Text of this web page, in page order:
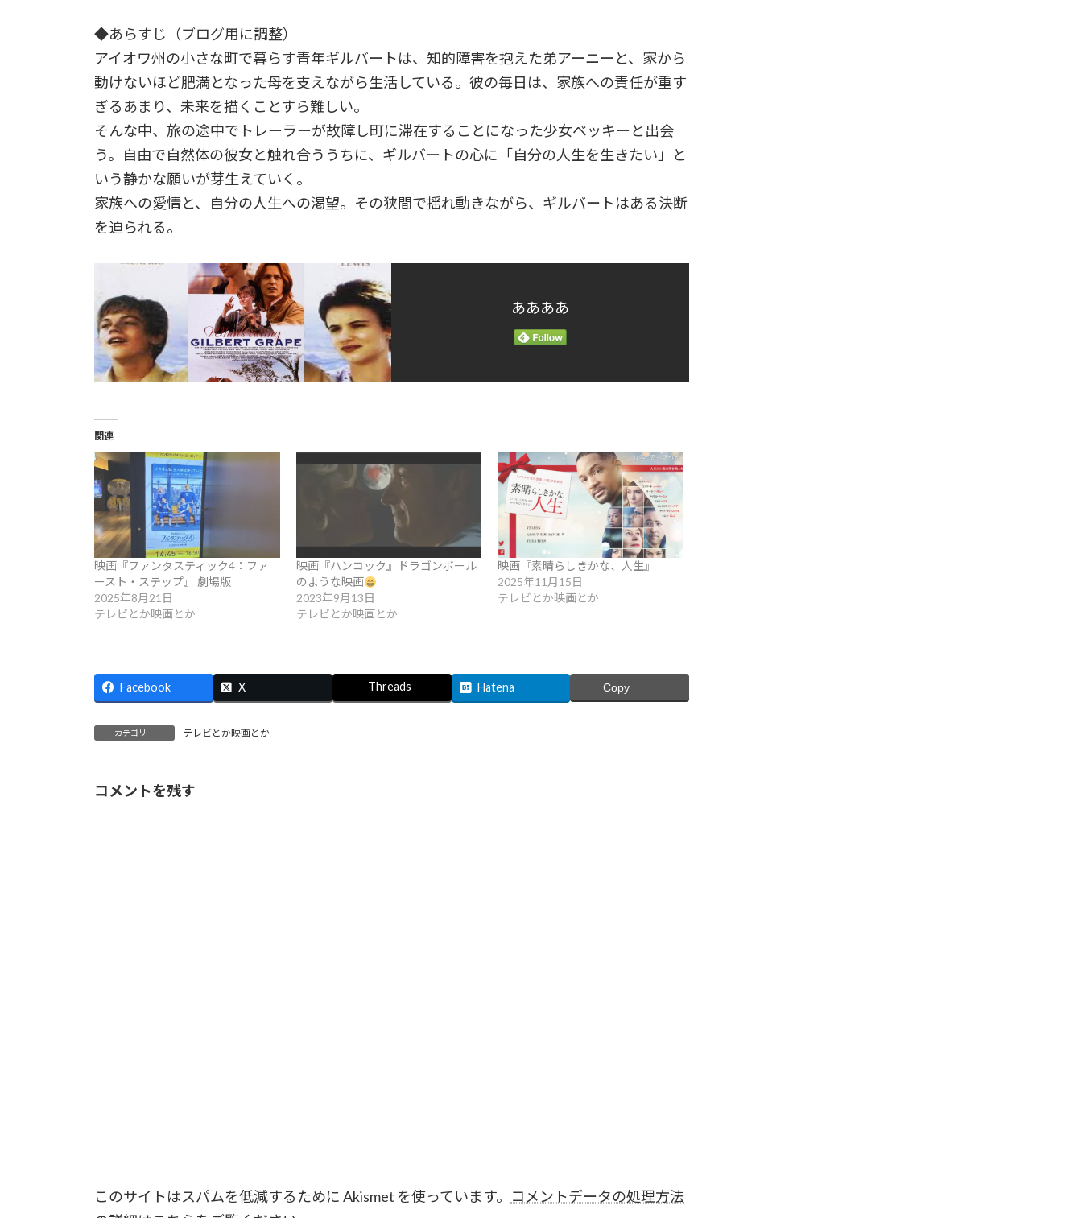
◆あらすじ（ブログ用に調整）
アイオワ州の小さな町で暮らす青年ギルバートは、知的障害を抱えた弟アーニーと、家から
動けないほど肥満となった母を支えながら生活している。彼の毎日は、家族への責任が重す
ぎるあまり、未来を描くことすら難しい。
そんな中、旅の途中でトレーラーが故障し町に滞在することになった少女ベッキーと出会
う。自由で自然体の彼女と触れ合ううちに、ギルバートの心に「自分の人生を生きたい」と
いう静かな願いが芽生えていく。
家族への愛情と、自分の人生への渇望。その狭間で揺れ動きながら、ギルバートはある決断
を迫られる。
ああああ
関連
映画『ファンタスティック4：ファ
ースト・ステップ』 劇場版
2025年8月21日
テレビとか映画とか
映画『ハンコック』ドラゴンボール
のような映画
2023年9月13日
テレビとか映画とか
映画『素晴らしきかな、人生』
2025年11月15日
テレビとか映画とか
Facebook X Threads Hatena Copy
カテゴリー テレビとか映画とか
コメントを残す
このサイトはスパムを低減するために Akismet を使っています。
コメントデータの処理方法